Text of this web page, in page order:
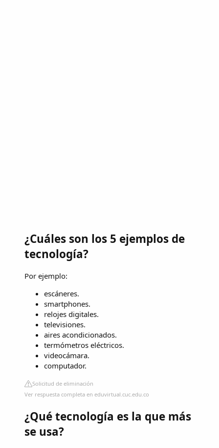
¿Cuáles son los 5 ejemplos de
tecnología?
Por ejemplo:
escáneres.
smartphones.
relojes digitales.
televisiones.
aires acondicionados.
termómetros eléctricos.
videocámara.
computador.
Solicitud de eliminación
Ver respuesta completa en eduvirtual.cuc.edu.co
¿Qué tecnología es la que más
se usa?